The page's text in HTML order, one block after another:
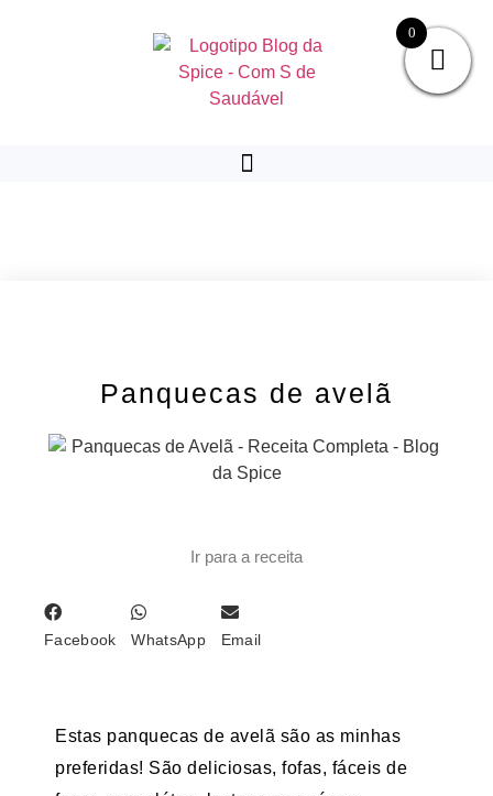
Panquecas de avelã
Ir para a receita
Facebook WhatsApp Email
Estas panquecas de avelã são as minhas
preferidas! São deliciosas, fofas, fáceis de
0